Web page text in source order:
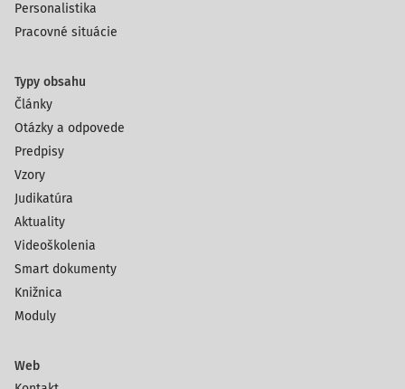
Personalistika
Pracovné situácie
Typy obsahu
Články
Otázky a odpovede
Predpisy
Vzory
Judikatúra
Aktuality
Videoškolenia
Smart dokumenty
Knižnica
Moduly
Web